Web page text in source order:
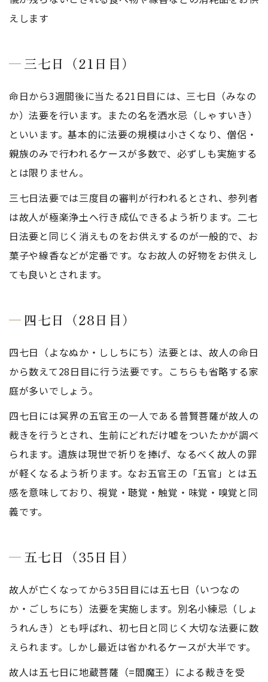
えします
三七日（21日目）
命日から3週間後に当たる21日目には、三七日（みなの
か）法要を行います。またの名を洒水忌（しゃすいき）
といいます。基本的に法要の規模は小さくなり、僧侶・
親族のみで行われるケースが多数で、必ずしも実施する
とは限りません。
三七日法要では三度目の審判が行われるとされ、参列者
は故人が極楽浄土へ行き成仏できるよう祈ります。二七
日法要と同じく消えものをお供えするのが一般的で、お
菓子や線香などが定番です。なお故人の好物をお供えし
ても良いとされます。
四七日（28日目）
四七日（よなぬか・ししちにち）法要とは、故人の命日
から数えて28日目に行う法要です。こちらも省略する家
庭が多いでしょう。
四七日には冥界の五官王の一人である普賢菩薩が故人の
裁きを行うとされ、生前にどれだけ嘘をついたかが調べ
られます。遺族は現世で祈りを捧げ、なるべく故人の罪
が軽くなるよう祈ります。なお五官王の「五官」とは五
感を意味しており、視覚・聴覚・触覚・味覚・嗅覚と同
義です。
五七日（35日目）
故人が亡くなってから35日目には五七日（いつなの
か・ごしちにち）法要を実施します。別名小練忌（しょ
うれんき）とも呼ばれ、初七日と同じく大切な法要に数
えられます。しかし最近は省かれるケースが大半です。
故人は五七日に地蔵菩薩（=閻魔王）による裁きを受